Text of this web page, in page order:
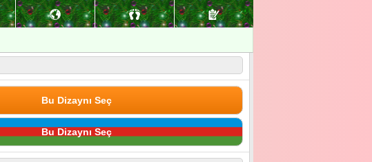
Bu Dizaynı Seç
Bu Dizaynı Seç